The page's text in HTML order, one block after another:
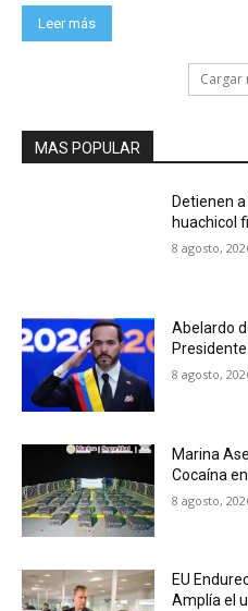
Leer más
Cargar
MAS POPULAR
Detienen
huachicol
8 agosto,
Abelardo
8 agosto,
Marina
Cocaína
8 agosto,
EU
Amplía el